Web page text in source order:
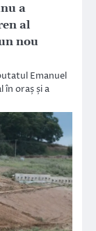
a
al
nou
Emanuel
în oraș și a